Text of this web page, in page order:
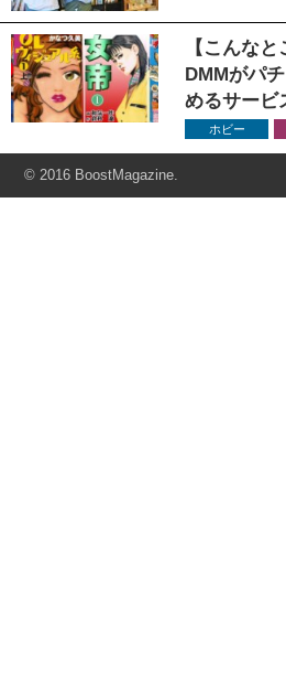
【こんな
DMMがパ
めるサービ
ホビー
© 2016 BoostMagazine.